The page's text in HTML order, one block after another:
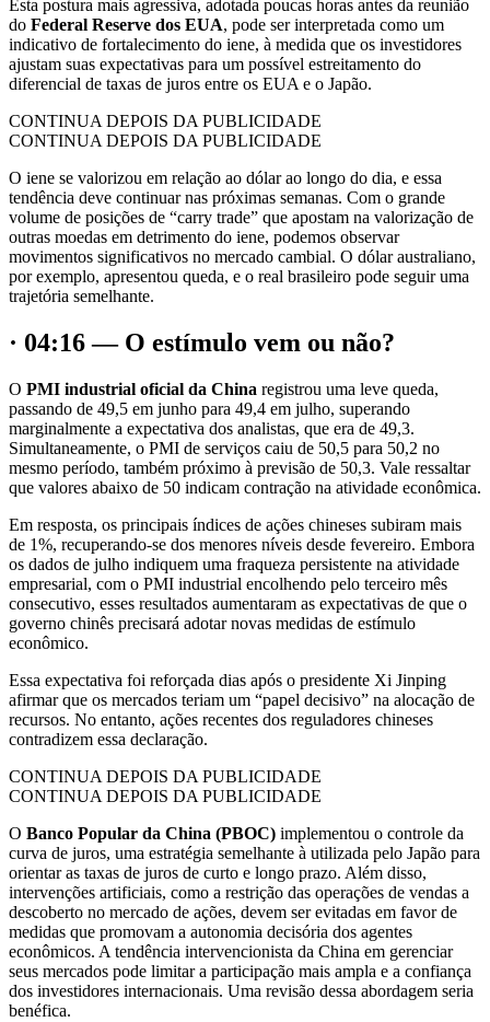
Esta postura mais agressiva, adotada poucas horas antes da reunião
do Federal Reserve dos EUA, pode ser interpretada como um
indicativo de fortalecimento do iene, à medida que os investidores
ajustam suas expectativas para um possível estreitamento do
diferencial de taxas de juros entre os EUA e o Japão.
CONTINUA DEPOIS DA PUBLICIDADE
CONTINUA DEPOIS DA PUBLICIDADE
O iene se valorizou em relação ao dólar ao longo do dia, e essa
tendência deve continuar nas próximas semanas. Com o grande
volume de posições de “carry trade” que apostam na valorização de
outras moedas em detrimento do iene, podemos observar
movimentos significativos no mercado cambial. O dólar australiano,
por exemplo, apresentou queda, e o real brasileiro pode seguir uma
trajetória semelhante.
· 04:16 — O estímulo vem ou não?
O PMI industrial oficial da China registrou uma leve queda,
passando de 49,5 em junho para 49,4 em julho, superando
marginalmente a expectativa dos analistas, que era de 49,3.
Simultaneamente, o PMI de serviços caiu de 50,5 para 50,2 no
mesmo período, também próximo à previsão de 50,3. Vale ressaltar
que valores abaixo de 50 indicam contração na atividade econômica.
Em resposta, os principais índices de ações chineses subiram mais
de 1%, recuperando-se dos menores níveis desde fevereiro. Embora
os dados de julho indiquem uma fraqueza persistente na atividade
empresarial, com o PMI industrial encolhendo pelo terceiro mês
consecutivo, esses resultados aumentaram as expectativas de que o
governo chinês precisará adotar novas medidas de estímulo
econômico.
Essa expectativa foi reforçada dias após o presidente Xi Jinping
afirmar que os mercados teriam um “papel decisivo” na alocação de
recursos. No entanto, ações recentes dos reguladores chineses
contradizem essa declaração.
CONTINUA DEPOIS DA PUBLICIDADE
CONTINUA DEPOIS DA PUBLICIDADE
O Banco Popular da China (PBOC) implementou o controle da
curva de juros, uma estratégia semelhante à utilizada pelo Japão para
orientar as taxas de juros de curto e longo prazo. Além disso,
intervenções artificiais, como a restrição das operações de vendas a
descoberto no mercado de ações, devem ser evitadas em favor de
medidas que promovam a autonomia decisória dos agentes
econômicos. A tendência intervencionista da China em gerenciar
seus mercados pode limitar a participação mais ampla e a confiança
dos investidores internacionais. Uma revisão dessa abordagem seria
benéfica.